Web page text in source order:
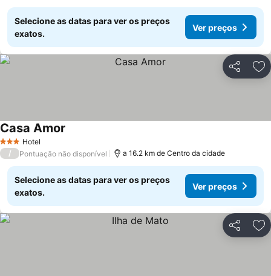
Selecione as datas para ver os preços
exatos.
Ver preços
Partilhar
3 EstrelasHotel
Casa Amor
/ Pontuação não disponível a 16.2 km de Centro da cidade
Selecione as datas para ver os preços
exatos.
Ver preços
Partilhar